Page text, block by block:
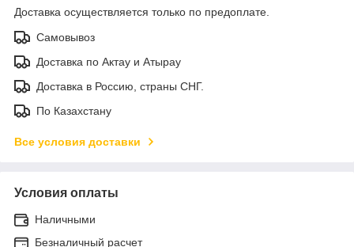
Доставка осуществляется только по предоплате.
Самовывоз
Доставка по Актау и Атырау
Доставка в Россию, страны СНГ.
По Казахстану
Все условия доставки
Условия оплаты
Наличными
Безналичный расчет